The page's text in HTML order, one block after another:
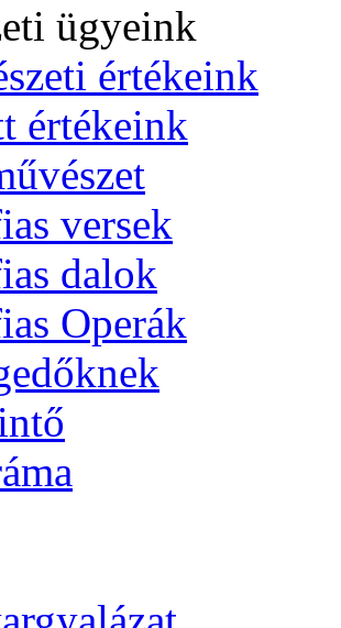
ügyeink
értékeink
értékeink
versek
dalok
Operák